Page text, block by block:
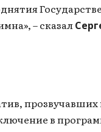
– сказал
прозвучавших
в